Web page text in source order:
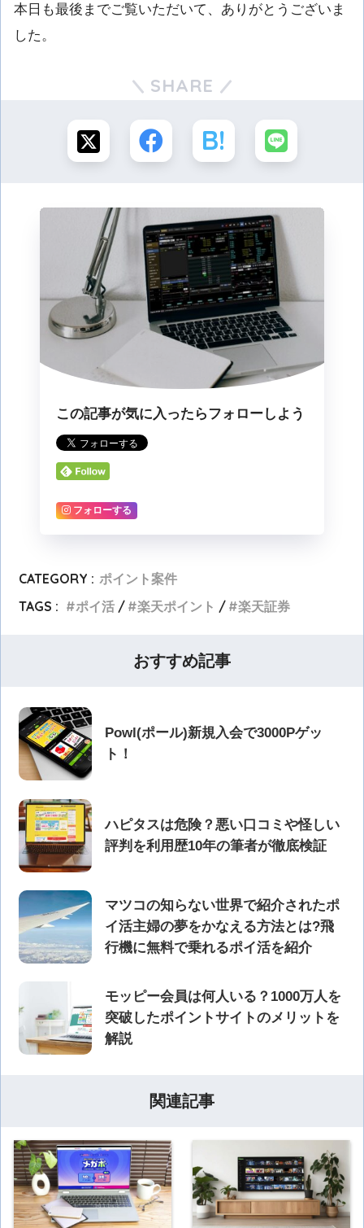
本日も最後までご覧いただいて、ありがとうございま
した。
SHARE
この記事が気に入ったらフォローしよう
フォローする
CATEGORY : ポイント案件
TAGS :
ポイ活 楽天ポイント 楽天証券
おすすめ記事
Powl(ポール)新規入会で3000Pゲッ
ト！
ハピタスは危険？悪い口コミや怪しい
評判を利用歴10年の筆者が徹底検証
マツコの知らない世界で紹介されたポ
イ活主婦の夢をかなえる方法とは?飛
行機に無料で乗れるポイ活を紹介
モッピー会員は何人いる？1000万人を
突破したポイントサイトのメリットを
解説
関連記事